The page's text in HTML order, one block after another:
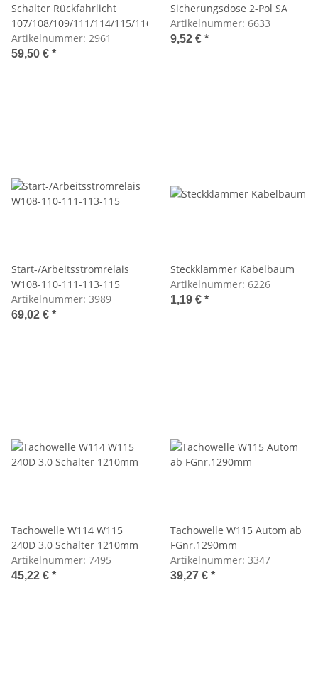
Schalter Rückfahrlicht
107/108/109/111/114/115/116
Artikelnummer: 2961
59,50 € *
Sicherungsdose 2-Pol SA
Artikelnummer: 6633
9,52 € *
Start-/Arbeitsstromrelais
W108-110-111-113-115
Artikelnummer: 3989
69,02 € *
Steckklammer Kabelbaum
Artikelnummer: 6226
1,19 € *
Tachowelle W114 W115
240D 3.0 Schalter 1210mm
Artikelnummer: 7495
45,22 € *
Tachowelle W115 Autom ab
FGnr.1290mm
Artikelnummer: 3347
39,27 € *